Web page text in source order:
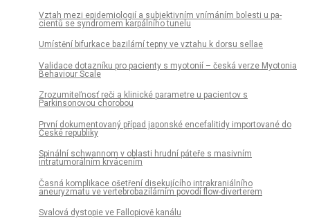
Vztah mezi epidemiologií a subjektivním vnímáním bolesti u pa­
cientů se syndromem karpálního tunelu
Umístění bifurkace bazilární tepny ve vztahu k dorsu sel­lae
Validace dotazníku pro pa­cienty s myotonií – česká verze Myotonia
Behaviour Scale
Zrozumiteľnosť reči a klinické parametre u pa­cientov s
Parkinsonovou chorobou
První dokumentovaný případ japonské encefalitidy importované do
České republiky
Spinální schwannom v oblasti hrudní páteře s masivním
intratumorálním krvácením
Časná komplikace ošetření disekujícího intrakraniálního
aneuryzmatu ve vertebrobazilárním povodí flow-diverterem
Svalová dystopie ve Fallopiově kanálu